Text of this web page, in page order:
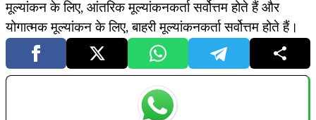
मूल्यांकन के लिए, आंतरिक मूल्यांकनकर्ता सर्वोत्तम होते हैं और
योगात्मक मूल्यांकन के लिए, बाहरी मूल्यांकनकर्ता सर्वोत्तम होते हैं।